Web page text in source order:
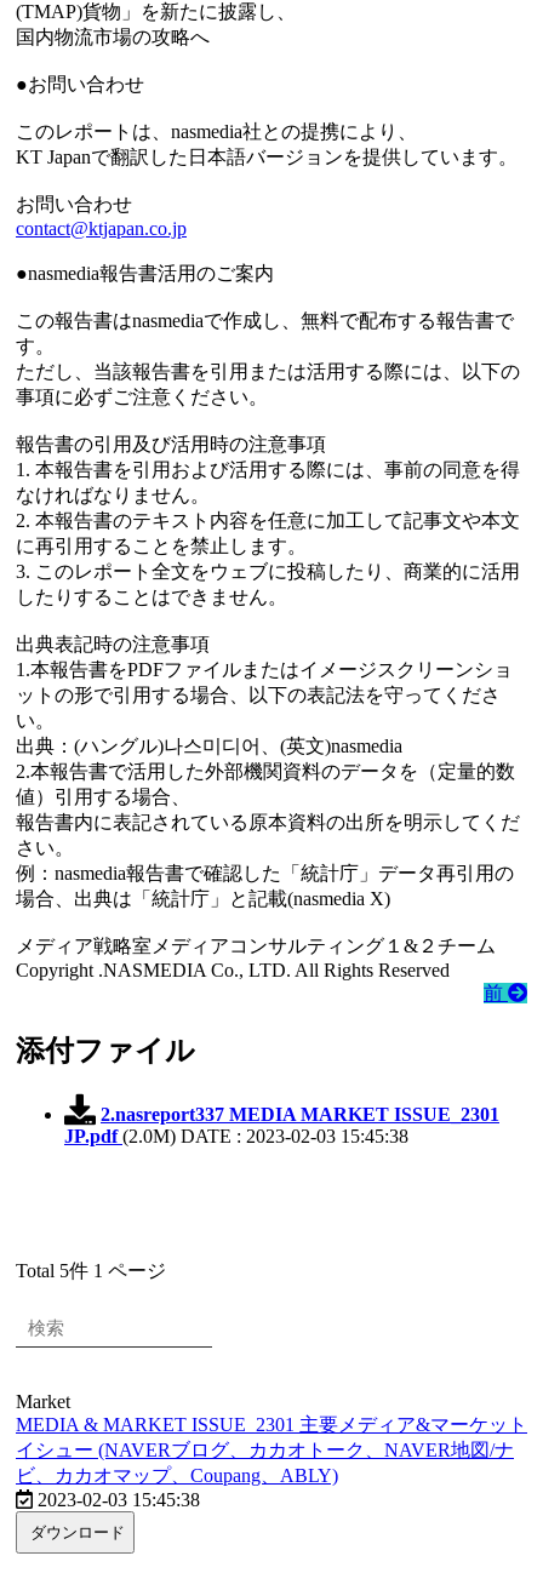
(TMAP)貨物」を新たに披露し、
国内物流市場の攻略へ
●お問い合わせ
このレポートは、nasmedia社との提携により、
KT Japanで翻訳した日本語バージョンを提供しています。
お問い合わせ
contact@ktjapan.co.jp
●nasmedia報告書活用のご案内
この報告書はnasmediaで作成し、無料で配布する報告書で
す。
ただし、当該報告書を引用または活用する際には、以下の
事項に必ずご注意ください。
報告書の引用及び活用時の注意事項
1. 本報告書を引用および活用する際には、事前の同意を得
なければなりません。
2. 本報告書のテキスト内容を任意に加工して記事文や本文
に再引用することを禁止します。
3. このレポート全文をウェブに投稿したり、商業的に活用
したりすることはできません。
出典表記時の注意事項
1.本報告書をPDFファイルまたはイメージスクリーンショ
ットの形で引用する場合、以下の表記法を守ってくださ
い。
出典：(ハングル)나스미디어、(英文)nasmedia
2.本報告書で活用した外部機関資料のデータを（定量的数
値）引用する場合、
報告書内に表記されている原本資料の出所を明示してくだ
さい。
例：nasmedia報告書で確認した「統計庁」データ再引用の
場合、出典は「統計庁」と記載(nasmedia X)
メディア戦略室メディアコンサルティング１&２チーム
Copyright .NASMEDIA Co., LTD. All Rights Reserved
前
添付ファイル
2.nasreport337 MEDIA MARKET ISSUE_2301
JP.pdf (2.0M) DATE : 2023-02-03 15:45:38
Total 5件 1 ページ
Market
MEDIA & MARKET ISSUE_2301 主要メディア&マーケット
イシュー (NAVERブログ、カカオトーク、NAVER地図/ナ
ビ、カカオマップ、Coupang、ABLY)
2023-02-03 15:45:38
ダウンロード